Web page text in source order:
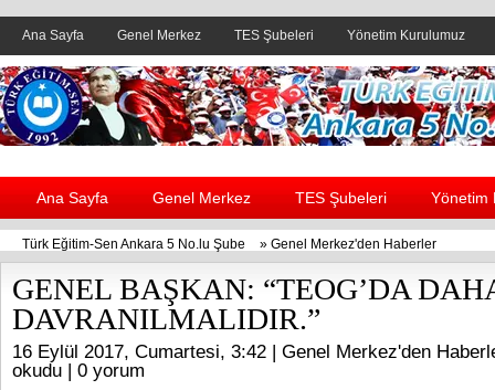
Ana Sayfa Genel Merkez TES Şubeleri Yönetim Kurulumuz
Header yanı reklam alanı
Ana Sayfa Genel Merkez TES Şubeleri Yönetim
Türk Eğitim-Sen Ankara 5 No.lu Şube » Genel Merkez'den Haberler
GENEL BAŞKAN: “TEOG’DA
DAVRANILMALIDIR.”
16 Eylül 2017, Cumartesi, 3:42 | Genel Merkez'den
okudu | 0 yorum